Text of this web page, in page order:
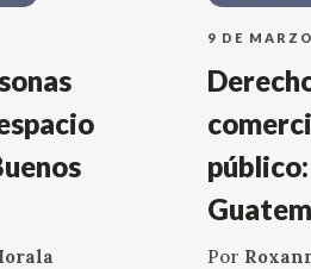
9 DE
Por